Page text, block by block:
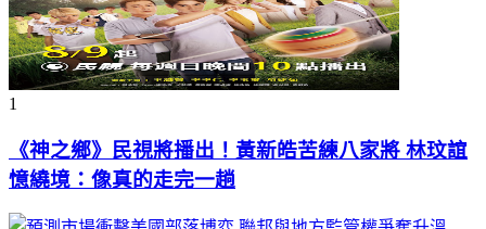
1
《神之鄉》民視將播出！黃新皓苦練八家將 林玟誼
憶繞境：像真的走完一趟